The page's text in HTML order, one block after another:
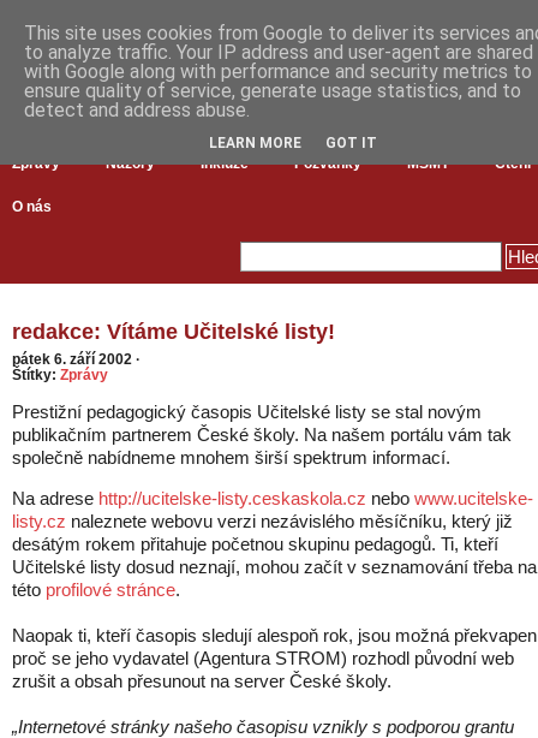
Zprávy Názory Inkluze Pozvánky MŠMT Čtení
O nás
redakce: Vítáme Učitelské listy!
pátek 6. září 2002 ·
Štítky: Zprávy
Prestižní pedagogický časopis Učitelské listy se stal novým
publikačním partnerem České školy. Na našem portálu vám tak
společně nabídneme mnohem širší spektrum informací.
Na adrese http://ucitelske-listy.ceskaskola.cz nebo www.ucitelske-
listy.cz naleznete webovu verzi nezávislého měsíčníku, který již
desátým rokem přitahuje početnou skupinu pedagogů. Ti, kteří
Učitelské listy dosud neznají, mohou začít v seznamování třeba na
této profilové stránce.
Naopak ti, kteří časopis sledují alespoň rok, jsou možná
proč se jeho vydavatel (Agentura STROM) rozhodl původní web
zrušit a obsah přesunout na server České školy.
„Internetové stránky našeho časopisu vznikly s podporou grantu
This site uses cookies from Google to deliver its services
to analyze traffic. Your IP address and user-agent are shared
with Google along with performance and security metrics to
ensure quality of service, generate usage statistics, and to
detect and address abuse.
LEARN MORE GOT IT